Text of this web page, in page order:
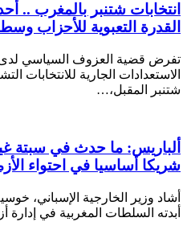
انتخابات شتنبر بالمغرب ..
القدرة التعبوية للأحزاب
تفرض قضية العزوف السياسي
شتنبر المقبل،…
ألباريس: ما حدث في سبتة
شريكا أساسيا في احتواء
أشاد وزير الخارجية الإسباني،
أبدته السلطات المغربية في إدارة